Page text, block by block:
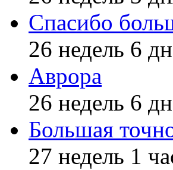
Спасибо
26 недель 6
Аврора
26 недель 6
Большая
27 недель 1